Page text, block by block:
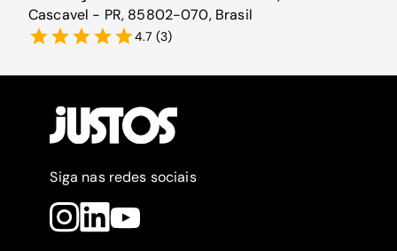
Cascavel - PR, 85802-070, Brasil
4.7 (3)
Siga nas redes sociais